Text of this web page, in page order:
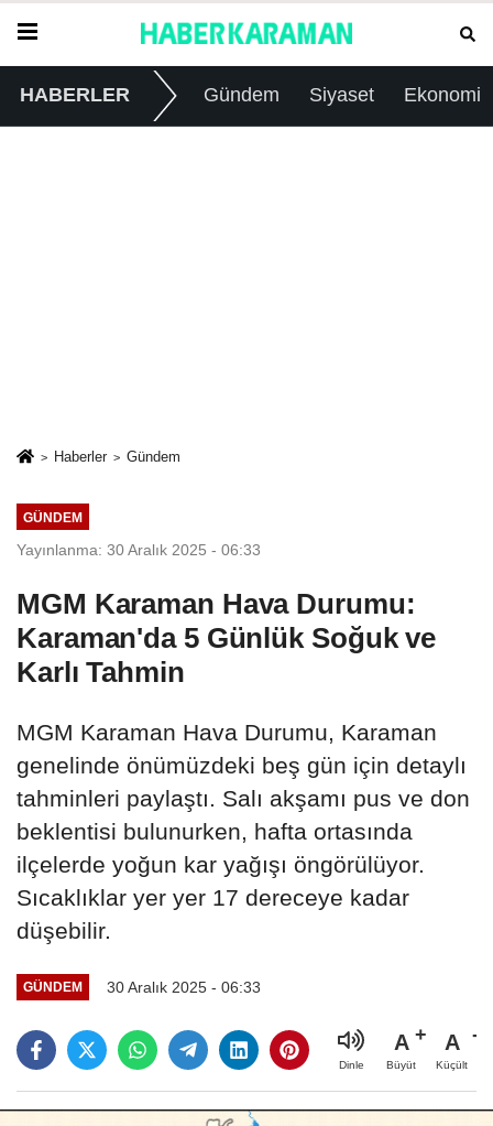
HABERLER Gündem Siyaset Ekonomi
Haberler Gündem
GÜNDEM
Yayınlanma: 30 Aralık 2025 - 06:33
MGM Karaman Hava Durumu:
Karaman'da 5 Günlük Soğuk ve
Karlı Tahmin
MGM Karaman Hava Durumu, Karaman
genelinde önümüzdeki beş gün için detaylı
tahminleri paylaştı. Salı akşamı pus ve don
beklentisi bulunurken, hafta ortasında
ilçelerde yoğun kar yağışı öngörülüyor.
Sıcaklıklar yer yer 17 dereceye kadar
düşebilir.
GÜNDEM 30 Aralık 2025 - 06:33
Dinle
A
Büyüt
A
Küçült